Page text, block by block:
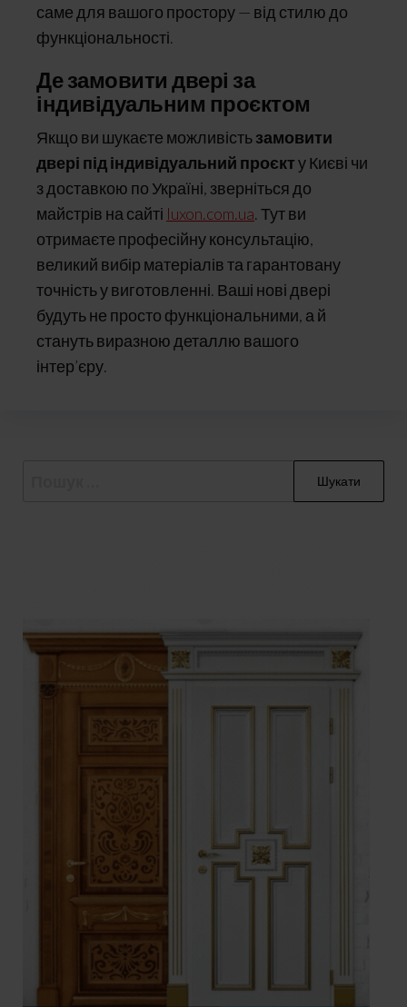
саме для вашого простору — від стилю до
функціональності.
Де замовити двері за
індивідуальним проєктом
Якщо ви шукаєте можливістьзамовити
двері під індивідуальний проєкту Києві чи
з доставкою по Україні, зверніться до
майстрів на сайті luxon.com.ua. Тут ви
отримаєте професійну консультацію,
великий вибір матеріалів та гарантовану
точність у виготовленні. Ваші нові двері
будуть не просто функціональними, а й
стануть виразною деталлю вашого
інтер’єру.